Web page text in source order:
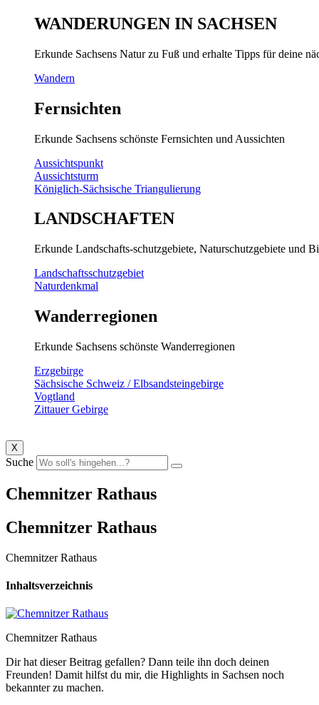
WANDERUNGEN IN SACHSEN
Erkunde Sachsens Natur zu Fuß und erhalte Tipps für deine
Wandern
Fernsichten
Erkunde Sachsens schönste Fernsichten und Aussichten
Aussichtspunkt
Aussichtsturm
Königlich-Sächsische Triangulierung
LANDSCHAFTEN
Erkunde Landschafts-schutzgebiete, Naturschutzgebiete und
Landschaftsschutzgebiet
Naturdenkmal
Wanderregionen
Erkunde Sachsens schönste Wanderregionen
Erzgebirge
Sächsische Schweiz / Elbsandsteingebirge
Vogtland
Zittauer Gebirge
X
Suche
Chemnitzer Rathaus
Chemnitzer Rathaus
Chemnitzer Rathaus
Inhaltsverzeichnis
Chemnitzer Rathaus
Dir hat dieser Beitrag gefallen? Dann teile ihn doch deinen
Freunden! Damit hilfst du mir, die Highlights in Sachsen noch
bekannter zu machen.